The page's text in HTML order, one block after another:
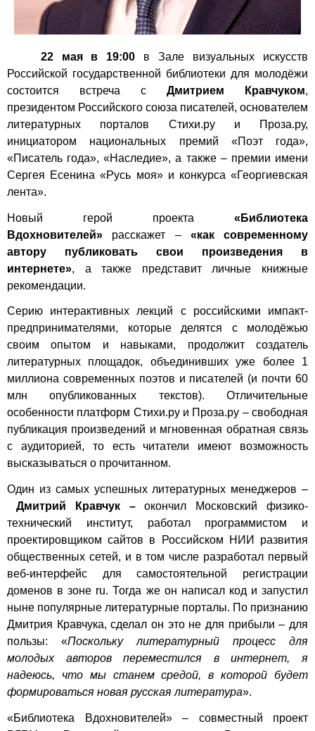
22 мая в 19:00 в Зале визуальных искусств
Российской государственной библиотеки для молодёжи
состоится встреча с Дмитрием Кравчуком,
президентом Российского союза писателей, основателем
литературных порталов Стихи.ру и Проза.ру,
инициатором национальных премий «Поэт года»,
«Писатель года», «Наследие», а также – премии имени
Сергея Есенина «Русь моя» и конкурса «Георгиевская
лента».
Новый герой проекта «Библиотека
Вдохновителей»
расскажет – «как современному
автору публиковать свои произведения в
интернете», а также представит личные книжные
рекомендации.
Серию интерактивных лекций с российскими импакт-
предпринимателями, которые делятся с молодёжью
своим опытом и навыками, продолжит создатель
литературных площадок, объединивших уже более 1
миллиона современных поэтов и писателей (и почти 60
млн опубликованных текстов). Отличительные
особенности платформ Стихи.ру и Проза.ру – свободная
публикация произведений и мгновенная обратная связь
с аудиторией, то есть читатели имеют возможность
высказываться о прочитанном.
Один из самых успешных литературных менеджеров –
Дмитрий Кравчук –окончил Московский физико-
технический институт, работал программистом и
проектировщиком сайтов в Российском НИИ развития
общественных сетей, и в том числе разработал первый
веб-интерфейс для самостоятельной регистрации
доменов в зоне ru. Тогда же он написал код и запустил
ныне популярные литературные порталы. По признанию
Дмитрия Кравчука, сделал он это не для прибыли – для
пользы: «Поскольку литературный процесс для
молодых авторов переместился в интернет, я
надеюсь, что мы станем средой, в которой будет
формироваться новая русская литература».
«Библиотека Вдохновителей» – совместный проект